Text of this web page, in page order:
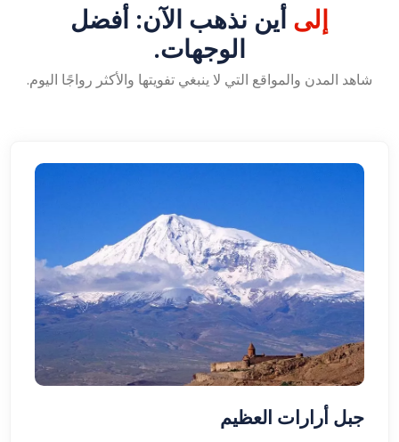
إلى أين نذهب الآن: أفضل
الوجهات.
شاهد المدن والمواقع التي لا ينبغي تفويتها والأكثر رواجًا اليوم.
جبل أرارات العظيم